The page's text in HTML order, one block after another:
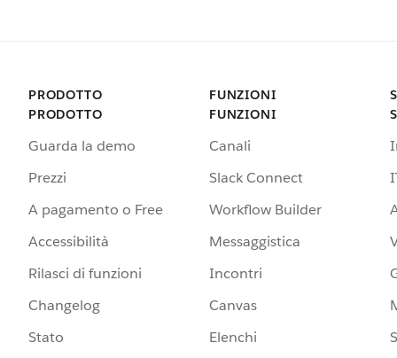
PRODOTTO
PRODOTTO
Guarda la demo
Prezzi
A pagamento o Free
Accessibilità
Rilasci di funzioni
Changelog
Stato
FUNZIONI
FUNZIONI
Canali
Slack Connect
Workflow Builder
Messaggistica
Incontri
Canvas
Elenchi